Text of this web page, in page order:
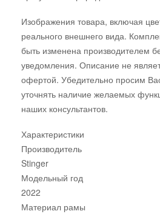
Изображения товара, включая
реального внешнего вида.
быть изменена производителем
уведомления. Описание не
офертой. Убедительно просим
уточнять наличие желаемых
наших консультантов.
Характеристики
Производитель
Stinger
Модельный год
2022
Материал рамы